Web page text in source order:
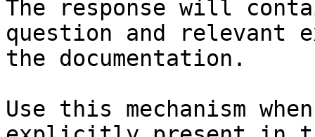
The response will
question and relevant
the documentation.
Use this mechanism